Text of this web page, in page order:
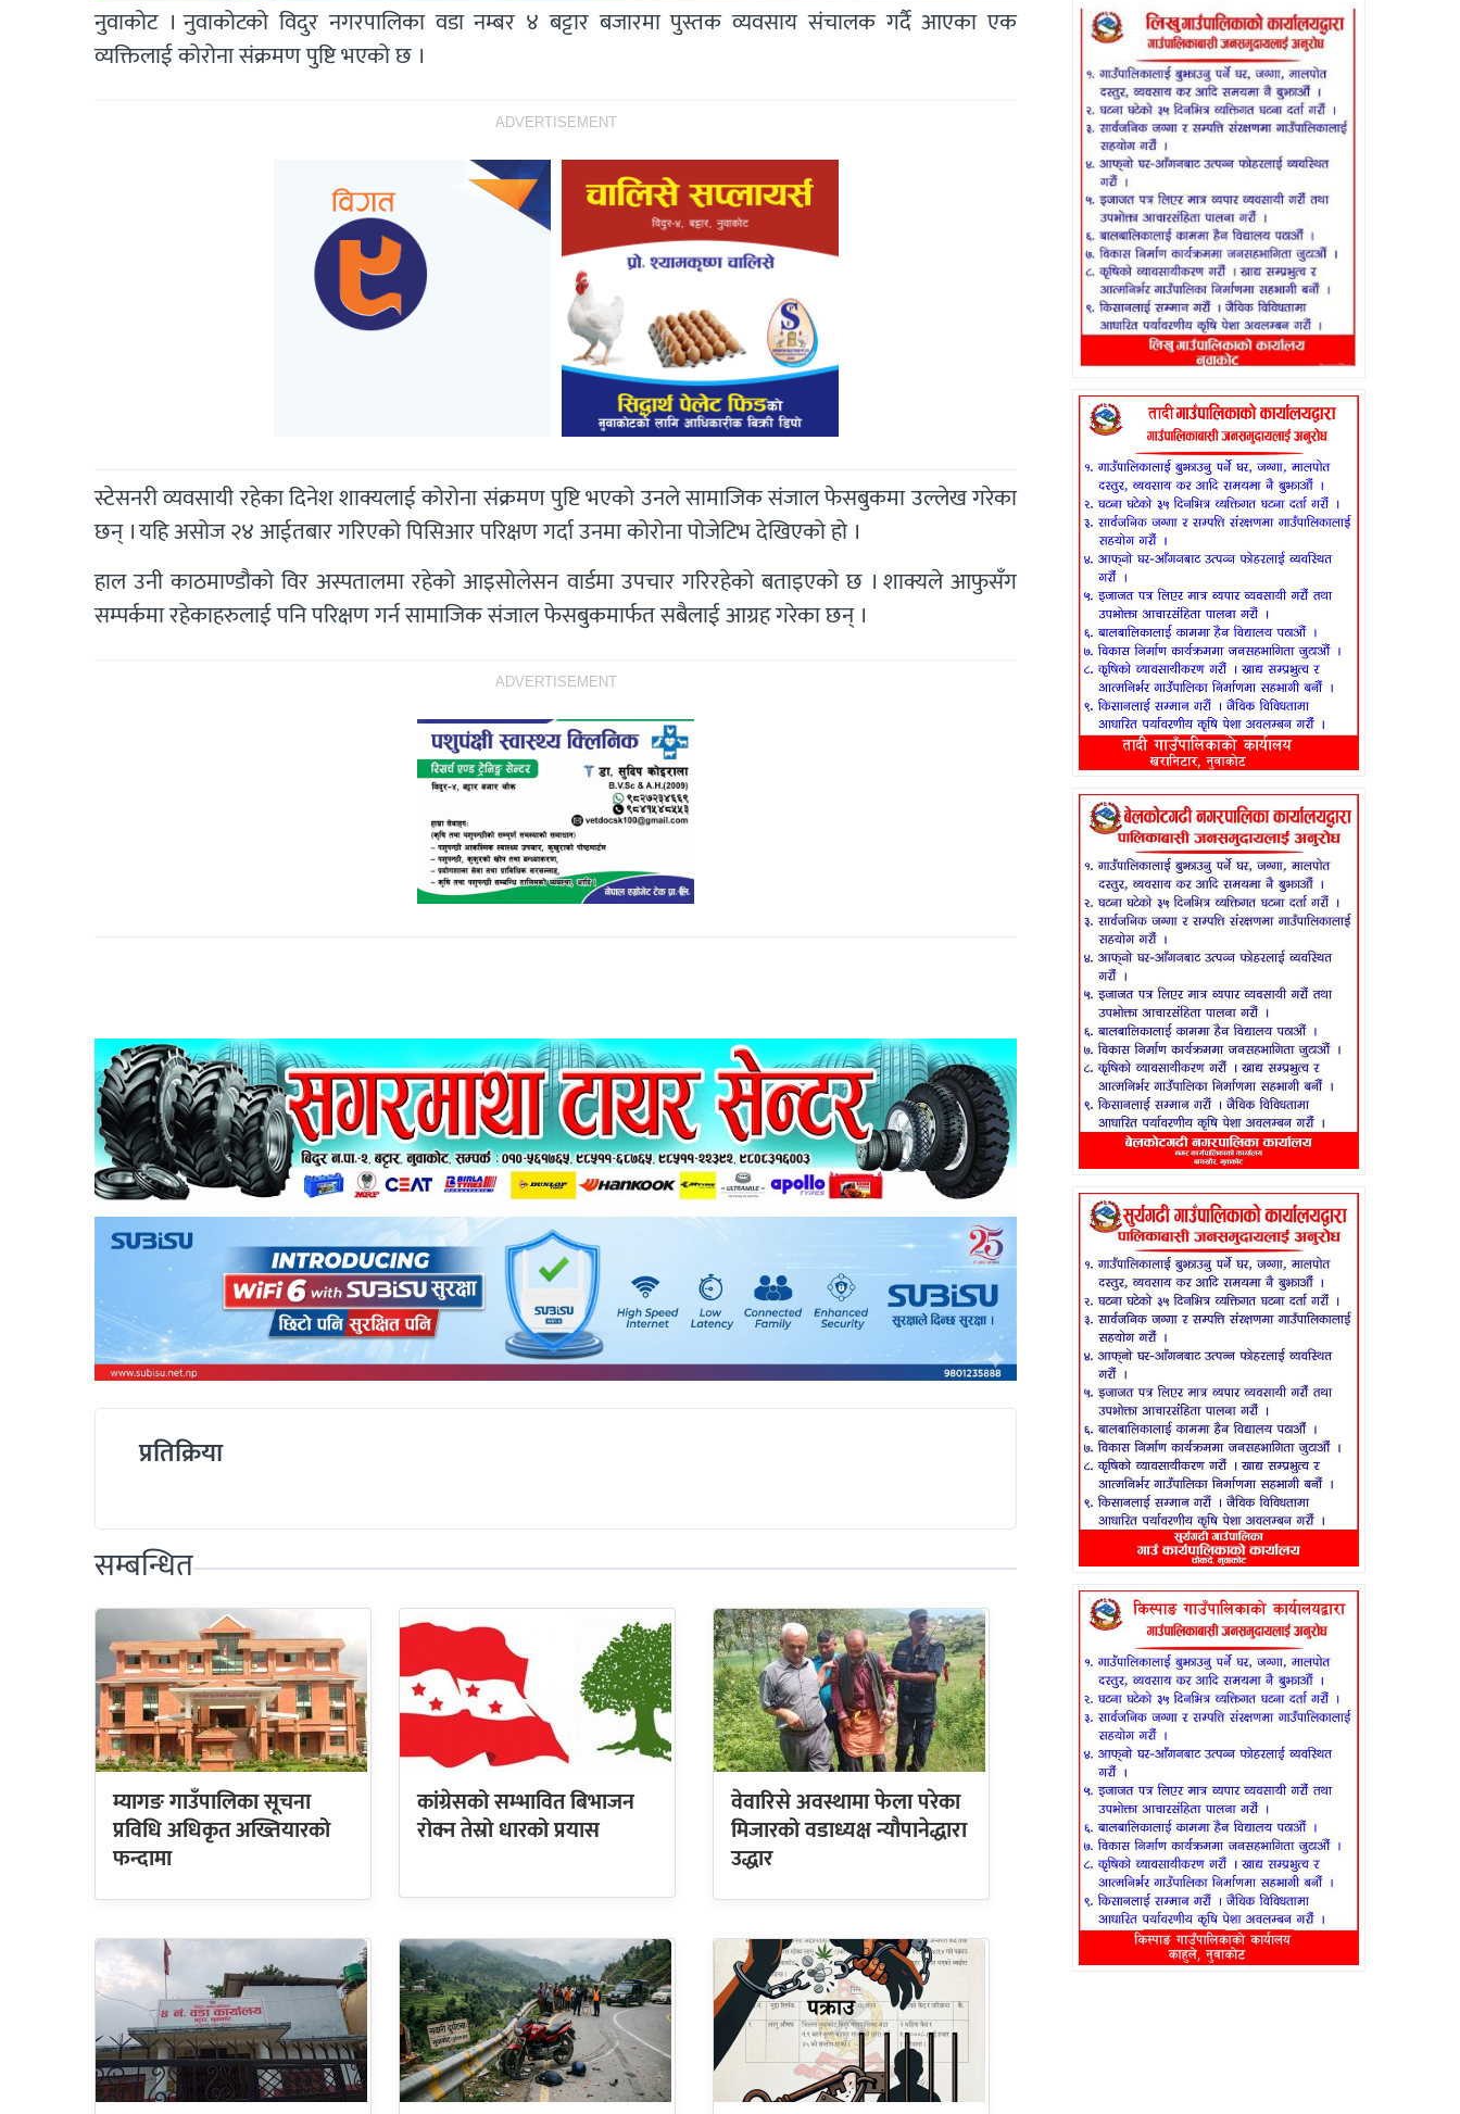
नुवाकोट । नुवाकोटको विदुर नगरपालिका वडा नम्बर ४ बट्टार बजारमा पुस्तक व्यवसाय संचालक गर्दै आएका एक
व्यक्तिलाई कोरोना संक्रमण पुष्टि भएको छ ।
ADVERTISEMENT
स्टेसनरी व्यवसायी रहेका दिनेश शाक्यलाई कोरोना संक्रमण पुष्टि भएको उनले सामाजिक संजाल फेसबुकमा उल्लेख गरेका
छन् । यहि असोज २४ आईतबार गरिएको पिसिआर परिक्षण गर्दा उनमा कोरोना पोजेटिभ देखिएको हो ।
हाल उनी काठमाण्डौको विर अस्पतालमा रहेको आइसोलेसन वार्डमा उपचार गरिरहेको बताइएको छ । शाक्यले आफुसँग
सम्पर्कमा रहेकाहरुलाई पनि परिक्षण गर्न सामाजिक संजाल फेसबुकमार्फत सबैलाई आग्रह गरेका छन् ।
ADVERTISEMENT
प्रतिक्रिया
सम्बन्धित
वेवारिसे अवस्थामा फेला परेका
मिजारको वडाध्यक्ष न्यौपानेद्धारा
उद्धार
म्यागङ गाउँपालिका सूचना
प्रविधि अधिकृत अख्तियारको
फन्दामा
कांग्रेसको सम्भावित बिभाजन
रोक्न तेस्रो धारको प्रयास